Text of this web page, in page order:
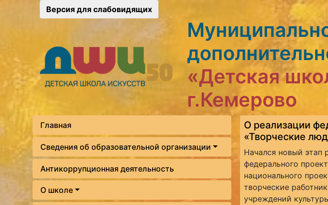
Версия для слабовидящих
«Детская
г.Кемерово
Главная
Сведения об образовательной организации
Антикоррупционная деятельность
О школе
О реализации
«Творческие
Начался новый этап
федерального
национального
творческие
учреждений